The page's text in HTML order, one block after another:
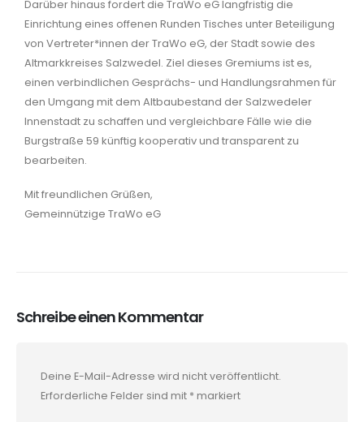
Darüber hinaus fordert die TraWo eG langfristig die
Einrichtung eines offenen Runden Tisches unter Beteiligung
von Vertreter*innen der TraWo eG, der Stadt sowie des
Altmarkkreises Salzwedel. Ziel dieses Gremiums ist es,
einen verbindlichen Gesprächs- und Handlungsrahmen für
den Umgang mit dem Altbaubestand der Salzwedeler
Innenstadt zu schaffen und vergleichbare Fälle wie die
Burgstraße 59 künftig kooperativ und transparent zu
bearbeiten.
Mit freundlichen Grüßen,
Gemeinnützige TraWo eG
Schreibe einen Kommentar
Deine E-Mail-Adresse wird nicht veröffentlicht.
Erforderliche Felder sind mit * markiert